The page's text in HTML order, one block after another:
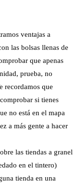
ventajas a
las bolsas llenas de
que apenas
prueba, no
recordamos que
si tienes
no está en el mapa
a más gente a hacer
las tiendas a granel
en el tintero)
tienda en una